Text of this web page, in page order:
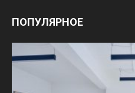
ПОПУЛЯРНОЕ